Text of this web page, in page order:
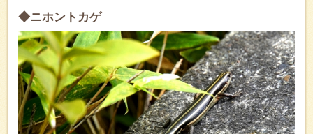
◆ニホントカゲ